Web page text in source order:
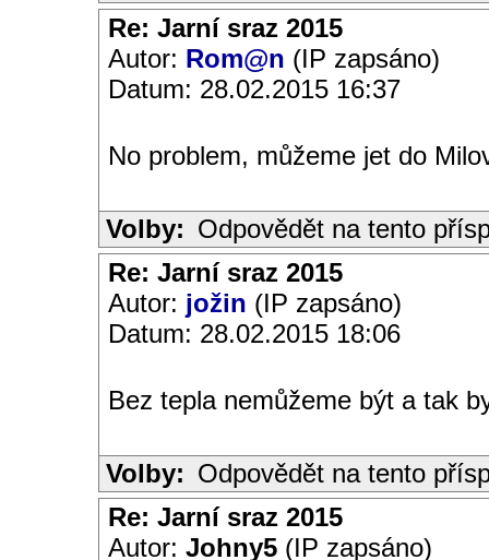
Re: Jarní sraz 2015
Autor: Rom@n (IP zapsáno)
Datum: 28.02.2015 16:37
No problem, můžeme jet do
Volby: Odpovědět na tento
Re: Jarní sraz 2015
Autor: jožin (IP zapsáno)
Datum: 28.02.2015 18:06
Bez tepla nemůžeme být a tak
Volby: Odpovědět na tento
Re: Jarní sraz 2015
Autor: Johny5 (IP zapsáno)